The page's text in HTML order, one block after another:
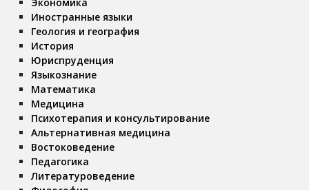
Иностранные языки
Геология и география
История
Юриспруденция
Языкознание
Математика
Медицина
Психотерапия и консультирование
Альтернативная медицина
Востоковедение
Педагогика
Литературоведение